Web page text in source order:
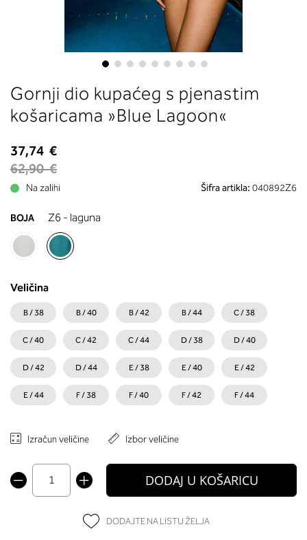
to
the
beginning
the
images
gallery
Gornji dio kupaćeg s pjenastim
košaricama »Blue Lagoon«
37,74 €
62,90 €
Na zalihi Šifra artikla: 040892Z6
BOJA Z6 - laguna
Veličina
B / 38 B / 40 B / 42 B / 44 C / 38
C / 40 C / 42 C / 44 D / 38 D / 40
D / 42 D / 44 E / 38 E / 40 E / 42
E / 44 F / 38 F / 40 F / 42 F / 44
Izračun veličine Izbor veličine
DODAJ U KOŠARICU
DODAJTE NA LISTU ŽELJA
boste prebrali, katera globina
ustreza vaši meri (A, B …) – iščite v
stolpcu, ki ste ga določili s
obsegom.